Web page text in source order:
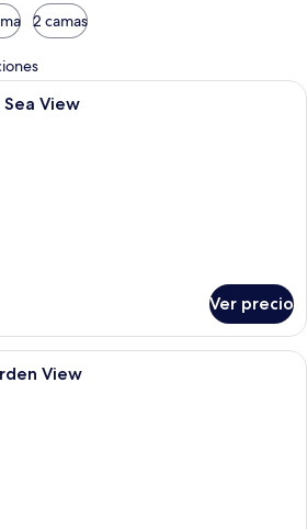
2 camas
Sábanas de algodón egipcio y ropa
View
Ver precio
Sábanas de algodón egipcio y ropa
View